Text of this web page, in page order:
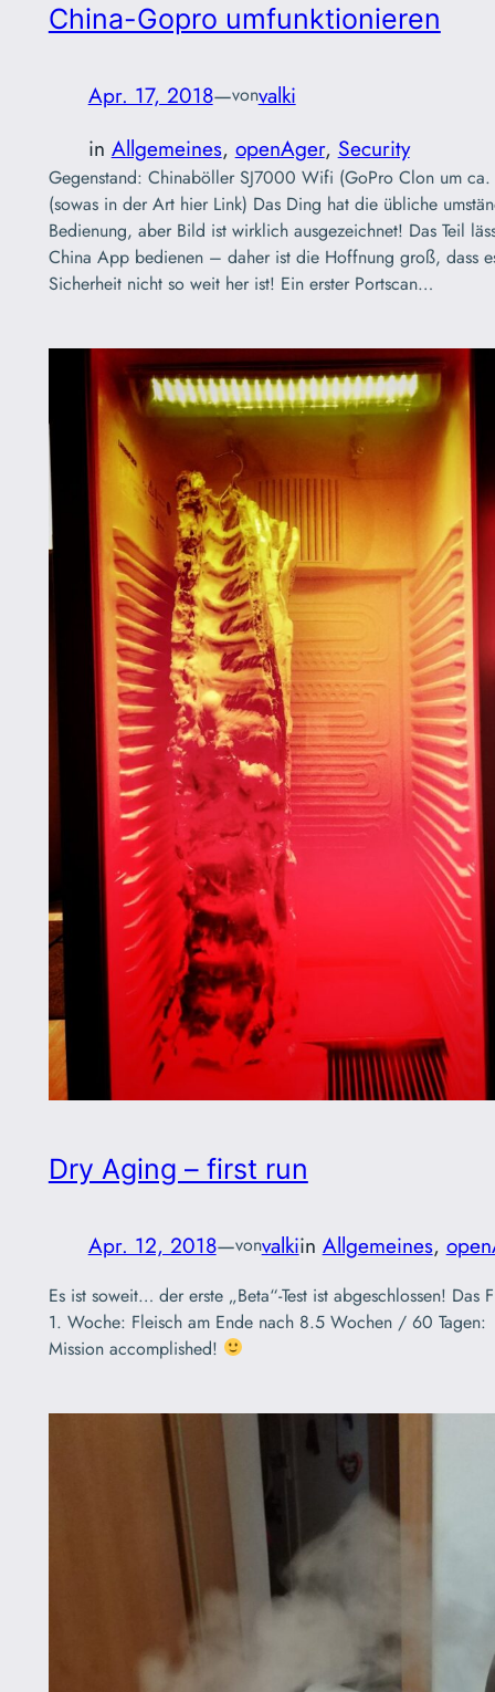
China-Gopro umfunktionieren
Apr. 17, 2018—vonvalki
in Allgemeines, openAger, Security
Gegenstand: Chinaböller SJ7000 Wifi (GoPro Clon um
(sowas in der Art hier Link) Das Ding hat die übliche
Bedienung, aber Bild ist wirklich ausgezeichnet! Das Teil
China App bedienen – daher ist die Hoffnung groß, dass
Sicherheit nicht so weit her ist! Ein erster Portscan…
Dry Aging – first run
Apr. 12, 2018—vonvalkiin Allgemeines,
Es ist soweit… der erste „Beta“-Test ist abgeschlossen! Das
1. Woche: Fleisch am Ende nach 8.5 Wochen / 60 Tagen:
Mission accomplished!